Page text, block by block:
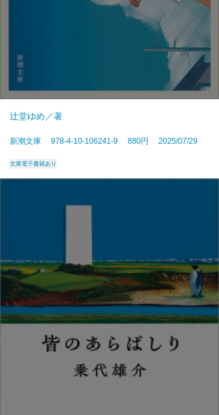
辻堂ゆめ／著
新潮文庫 978-4-10-106241-9 880円 2025/07/29
文庫電子書籍あり